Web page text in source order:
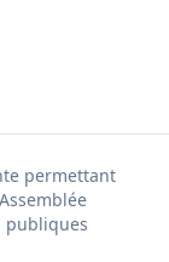
permettant
publiques